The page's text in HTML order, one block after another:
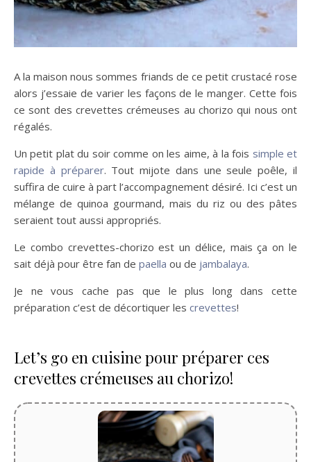
A la maison nous sommes friands de ce petit crustacé rose
alors j’essaie de varier les façons de le manger. Cette fois
ce sont des crevettes crémeuses au chorizo qui nous ont
régalés.
Un petit plat du soir comme on les aime, à la fois simple et
rapide à préparer. Tout mijote dans une seule poêle, il
suffira de cuire à part l’accompagnement désiré. Ici c’est un
mélange de quinoa gourmand, mais du riz ou des pâtes
seraient tout aussi appropriés.
Le combo crevettes-chorizo est un délice, mais ça on le
sait déjà pour être fan de paella ou de jambalaya.
Je ne vous cache pas que le plus long dans cette
préparation c’est de décortiquer les crevettes!
Let’s go en cuisine pour préparer ces
crevettes crémeuses au chorizo!